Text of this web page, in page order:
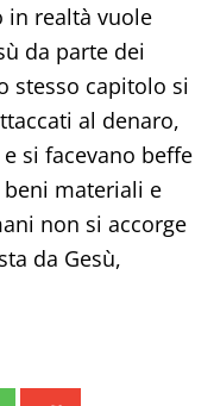
in realtà vuole
da parte dei
stesso capitolo si
al denaro,
si facevano beffe
materiali e
non si accorge
da Gesù,